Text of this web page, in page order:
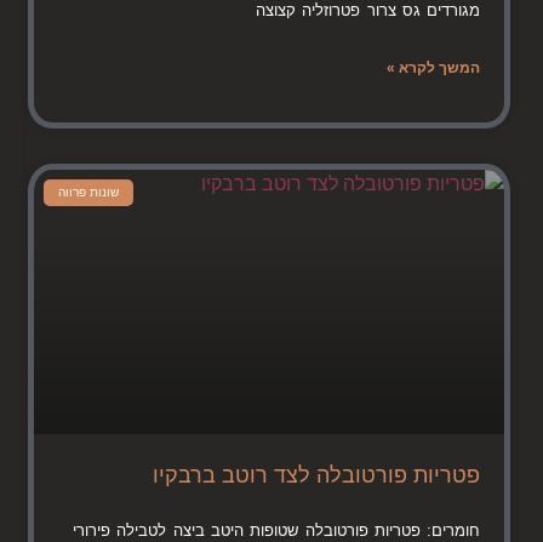
מגורדים גס צרור פטרוזליה קצוצה
המשך לקרא »
שונות פרווה
פטריות פורטובלה לצד רוטב ברבקיו
חומרים: פטריות פורטובלה שטופות היטב ביצה לטבילה פירורי